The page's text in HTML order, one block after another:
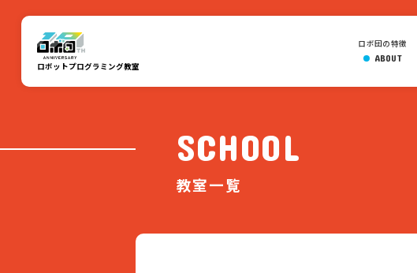
ロボットプログラミング教室
ロボ団の特徴
ABOUT
SCHOOL
教室一覧